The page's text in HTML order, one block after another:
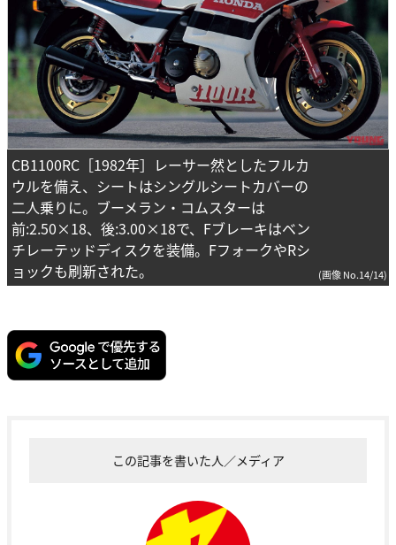
CB1100RC［1982年］レーサー然としたフルカ
ウルを備え、シートはシングルシートカバーの
二人乗りに。ブーメラン・コムスターは
前:2.50×18、後:3.00×18で、Fブレーキはベン
チレーテッドディスクを装備。FフォークやRシ
ョックも刷新された。
(画像 No.14/14)
この記事を書いた人／メディア